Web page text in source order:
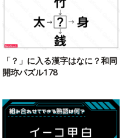
「？」に入る漢字はなに？和同
開珎パズル178